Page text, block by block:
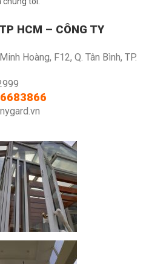
HCM – CÔNG TY
Hoàng, F12, Q. Tân Bình, TP.